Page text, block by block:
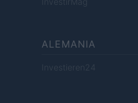
ALEMANIA
Investieren24